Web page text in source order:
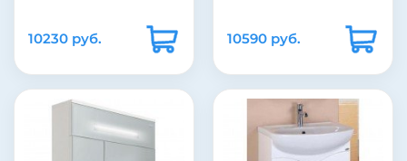
10230 руб. 10590 руб.